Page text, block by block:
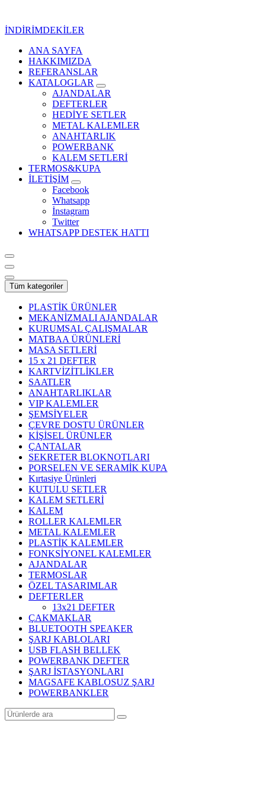
İNDİRİMDEKİLER
Kurumsal Promosyon-Hediyelik
ANA SAYFA
HAKKIMIZDA
REFERANSLAR
KATALOGLAR
AJANDALAR
DEFTERLER
HEDİYE SETLER
METAL KALEMLER
ANAHTARLIK
POWERBANK
KALEM SETLERİ
TERMOS&KUPA
İLETİŞİM
Facebook
Whatsapp
İnstagram
Twitter
WHATSAPP DESTEK HATTI
Tüm kategoriler
PLASTİK ÜRÜNLER
MEKANİZMALI AJANDALAR
KURUMSAL ÇALIŞMALAR
MATBAA ÜRÜNLERİ
MASA SETLERİ
15 x 21 DEFTER
KARTVİZİTLİKLER
SAATLER
ANAHTARLIKLAR
VIP KALEMLER
ŞEMSİYELER
ÇEVRE DOSTU ÜRÜNLER
KİŞİSEL ÜRÜNLER
ÇANTALAR
SEKRETER BLOKNOTLARI
PORSELEN VE SERAMİK KUPA
Kırtasiye Ürünleri
KUTULU SETLER
KALEM SETLERİ
KALEM
ROLLER KALEMLER
METAL KALEMLER
PLASTİK KALEMLER
FONKSİYONEL KALEMLER
AJANDALAR
TERMOSLAR
ÖZEL TASARIMLAR
DEFTERLER
13x21 DEFTER
ÇAKMAKLAR
BLUETOOTH SPEAKER
ŞARJ KABLOLARI
USB FLASH BELLEK
POWERBANK DEFTER
ŞARJ İSTASYONLARI
MAGSAFE KABLOSUZ ŞARJ
POWERBANKLER